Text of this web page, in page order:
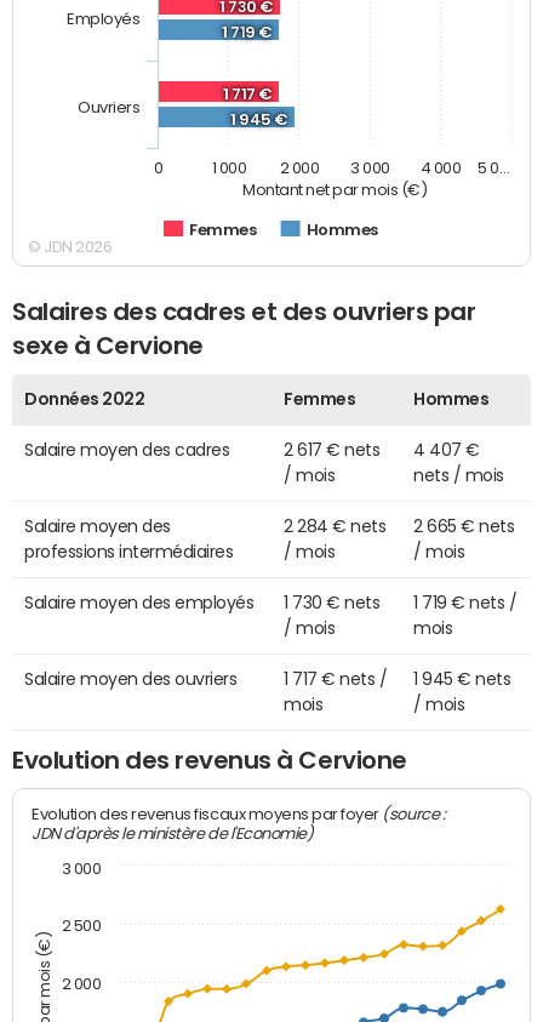
Montant net par mois (€)
1 730 €
1 717 €
1 719 €
1 945 €
Femmes Hommes
Employés
Ouvriers
0 1 000 2 000 3 000 4 000 5 0…
© JDN 2026
Salaires des cadres et des ouvriers par
sexe à Cervione
Données 2022 Femmes Hommes
Salaire moyen des cadres
2 617 € nets
/ mois
4 407 €
nets / mois
Salaire moyen des
professions intermédiaires
2 284 € nets
/ mois
2 665 € nets
/ mois
Salaire moyen des employés
1 730 € nets
/ mois
1 719 € nets /
mois
Salaire moyen des ouvriers
1 717 € nets /
mois
1 945 € nets
/ mois
Evolution des revenus à Cervione
Evolution des revenus fiscaux moyens par foyer (source :
JDN d'après le ministère de l'Economie)
2 000
2 500
3 000